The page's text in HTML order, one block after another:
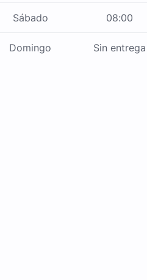
Sábado 08:00
Domingo Sin entrega